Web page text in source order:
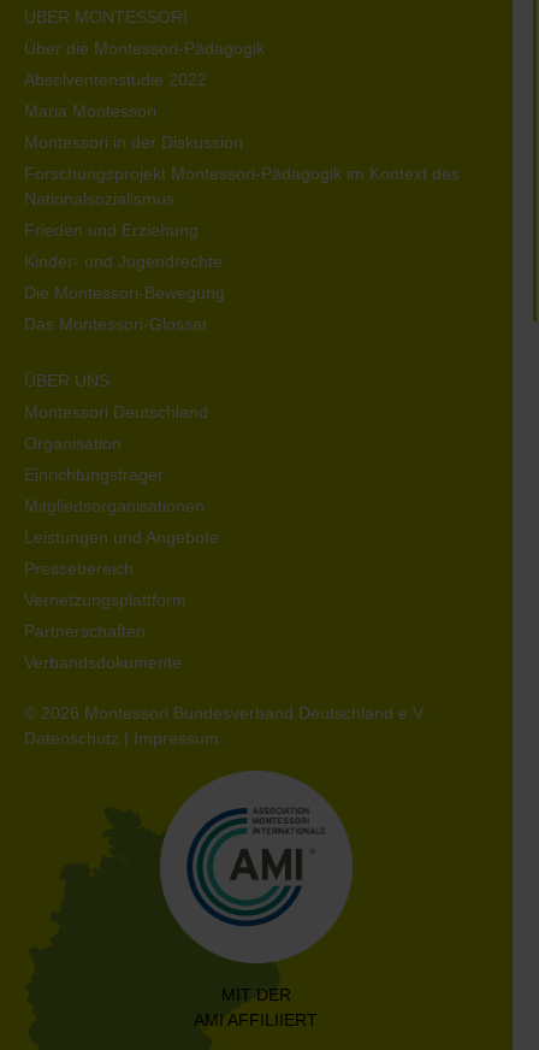
ÜBER MONTESSORI
Über die Montessori-Pädagogik
Absolventenstudie 2022
Maria Montessori
Montessori in der Diskussion
Forschungsprojekt Montessori-Pädagogik im Kontext des
Nationalsozialismus
Frieden und Erziehung
Kinder- und Jugendrechte
Die Montessori-Bewegung
Das Montessori-Glossar
ÜBER UNS
Montessori Deutschland
Organisation
Einrichtungsträger
Mitgliedsorganisationen
Leistungen und Angebote
Pressebereich
Vernetzungsplattform
Partnerschaften
Verbandsdokumente
© 2026 Montessori Bundesverband Deutschland e.V.
Datenschutz | Impressum
MIT DER
AMI AFFILIIERT